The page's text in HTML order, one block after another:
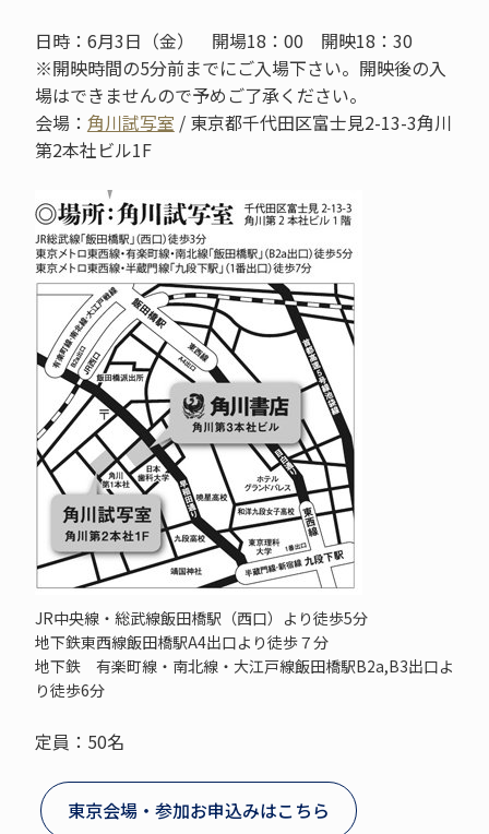
日時：6月3日（金） 開場18：00 開映18：30
※開映時間の5分前までにご入場下さい。開映後の入
場はできませんので予めご了承ください。
会場： 角川試写室 / 東京都千代田区富士見2-13-3角川
第2本社ビル1F
JR中央線・総武線飯田橋駅（西口）より徒歩5分
地下鉄東西線飯田橋駅A4出口より徒歩７分
地下鉄 有楽町線・南北線・大江戸線飯田橋駅B2a,B3出口よ
り徒歩6分
定員：50名
東京会場・参加お申込みはこちら